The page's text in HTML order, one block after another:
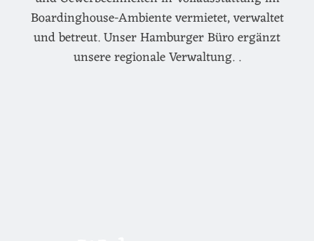
Boardinghouse-Ambiente vermietet, verwaltet
und betreut. Unser Hamburger Büro ergänzt
unsere regionale Verwaltung. .